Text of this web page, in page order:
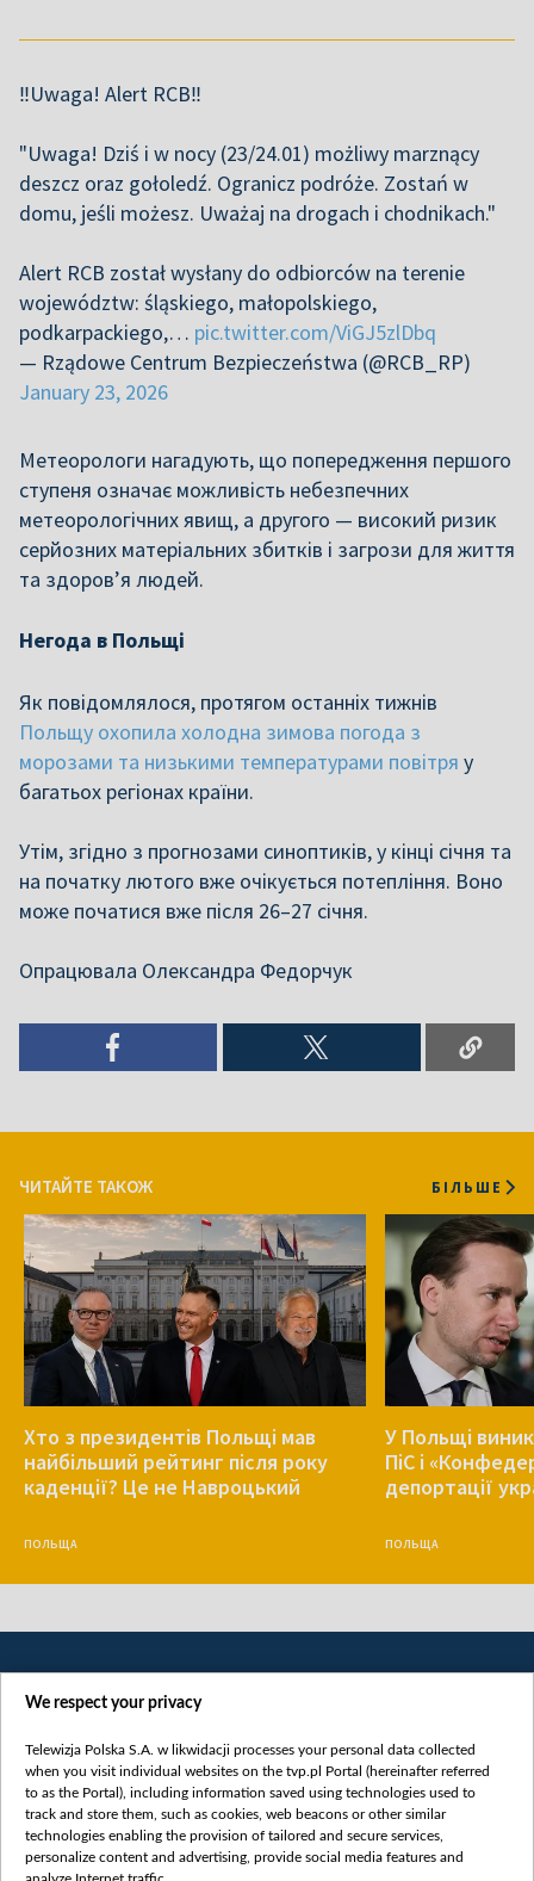
‼️Uwaga! Alert RCB‼️
"Uwaga! Dziś i w nocy (23/24.01) możliwy marznący
deszcz oraz gołoledź. Ogranicz podróże. Zostań w
domu, jeśli możesz. Uważaj na drogach i chodnikach."
Alert RCB został wysłany do odbiorców na terenie
województw: śląskiego, małopolskiego,
podkarpackiego,… pic.twitter.com/ViGJ5zlDbq
— Rządowe Centrum Bezpieczeństwa (@RCB_RP)
January 23, 2026
Метеорологи нагадують, що попередження першого
ступеня означає можливість небезпечних
метеорологічних явищ, а другого — високий ризик
серйозних матеріальних збитків і загрози для життя
та здоров’я людей.
Негода в Польщі
Як повідомлялося, протягом останніх тижнів
Польщу охопила холодна зимова погода з
морозами та низькими температурами повітря у
багатьох регіонах країни.
Утім, згідно з прогнозами синоптиків, у кінці січня та
на початку лютого вже очікується потепління. Воно
може початися вже після 26–27 січня.
Опрацювала Олександра Федорчук
ЧИТАЙТЕ ТАКОЖ БІЛЬШЕ
Хто з президентів Польщі мав
найбільший рейтинг після року
каденції? Це не Навроцький
ПОЛЬЩА
У Польщі
ПіС і
депортації
ПОЛЬЩА
Категорії
Новини
We respect your privacy
Telewizja Polska S.A. w likwidacji processes your personal data collected
when you visit individual websites on the tvp.pl Portal (hereinafter referred
to as the Portal), including information saved using technologies used to
track and store them, such as cookies, web beacons or other similar
technologies enabling the provision of tailored and secure services,
personalize content and advertising, provide social media features and